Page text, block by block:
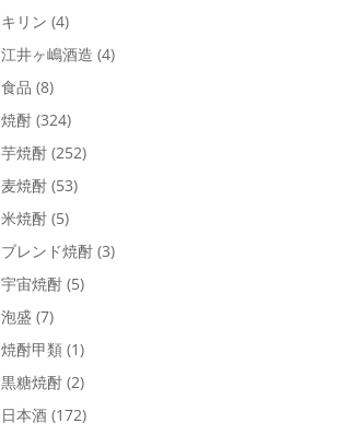
キリン (4)
江井ヶ嶋酒造 (4)
食品 (8)
焼酎 (324)
芋焼酎 (252)
麦焼酎 (53)
米焼酎 (5)
ブレンド焼酎 (3)
宇宙焼酎 (5)
泡盛 (7)
焼酎甲類 (1)
黒糖焼酎 (2)
日本酒 (172)